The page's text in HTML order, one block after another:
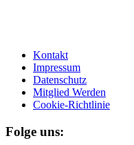
Kontakt
Impressum
Datenschutz
Mitglied Werden
Cookie-Richtlinie
Folge uns: